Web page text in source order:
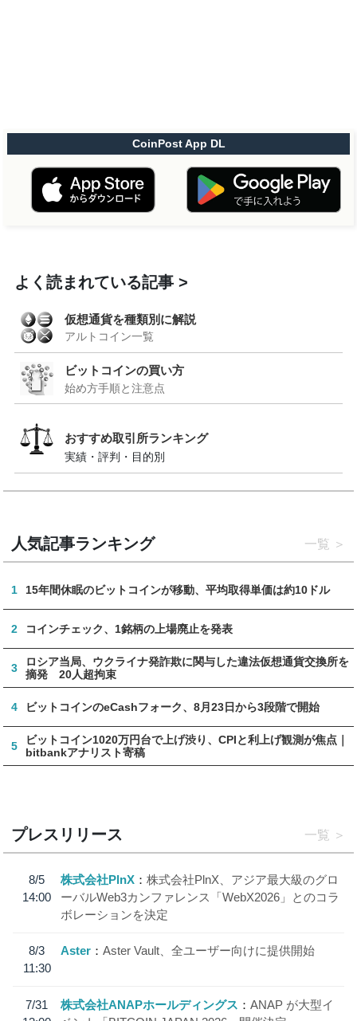
CoinPost App DL
よく読まれている記事
仮想通貨を種類別に解説
アルトコイン一覧
ビットコインの買い方
始め方手順と注意点
おすすめ取引所ランキング
実績・評判・目的別
人気記事ランキング 一覧
1 15年間休眠のビットコインが移動、平均取得単価は約10ドル
2 コインチェック、1銘柄の上場廃止を発表
3
ロシア当局、ウクライナ発詐欺に関与した違法仮想通貨交換所を
摘発 20人超拘束
4 ビットコインのeCashフォーク、8月23日から3段階で開始
5
ビットコイン1020万円台で上げ渋り、CPIと利上げ観測が焦点｜
bitbankアナリスト寄稿
プレスリリース 一覧
8/5
14:00
株式会社PlnX
株式会社PlnX、アジア最大級のグロ
ーバルWeb3カンファレンス「WebX2026」とのコラ
ボレーションを決定
8/3
11:30
Aster Aster Vault、全ユーザー向けに提供開始
7/31
株式会社ANAPホールディングス
ANAP が大型イ